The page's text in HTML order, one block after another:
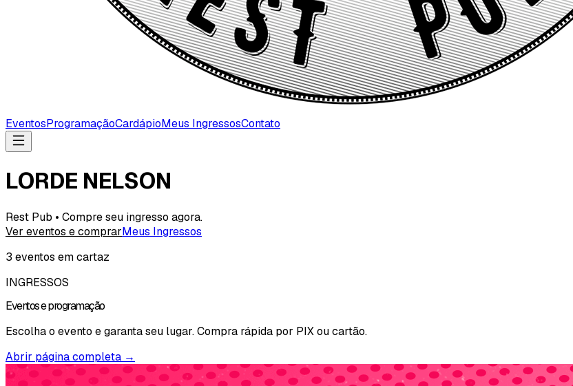
EventosProgramaçãoCardápioMeus IngressosContato
LORDE NELSON
Rest Pub • Compre seu ingresso agora.
Ver eventos e comprarMeus Ingressos
3 eventos em cartaz
INGRESSOS
Eventos e programação
Escolha o evento e garanta seu lugar. Compra rápida por PIX ou cartão.
Abrir página completa →